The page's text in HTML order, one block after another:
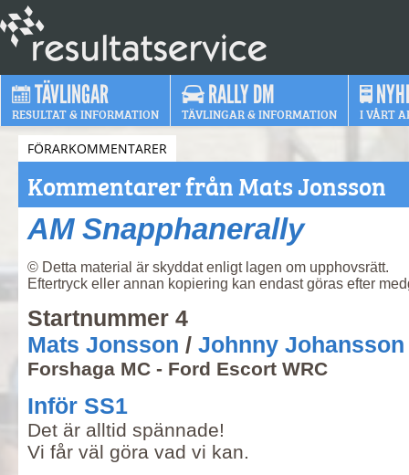
TÄVLINGAR
RESULTAT & INFORMATION
RALLY DM
TÄVLINGAR & INFORMATION I VÅRT
FÖRARKOMMENTARER
Kommentarer från Mats Jonsson
AM Snapphanerally
© Detta material är skyddat enligt lagen om upphovsrätt.
Eftertryck eller annan kopiering kan endast göras efter
Startnummer 4
Mats Jonsson / Johnny Johansson
Forshaga MC - Ford Escort WRC
Inför SS1
Det är alltid spännade!
Vi får väl göra vad vi kan.